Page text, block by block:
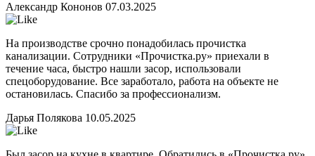
Александр Кононов 07.03.2025
На производстве срочно понадобилась прочистка
канализации. Сотрудники «Прочистка.ру» приехали в
течение часа, быстро нашли засор, использовали
спецоборудование. Все заработало, работа на объекте не
остановилась. Спасибо за профессионализм.
Дарья Полякова 10.05.2025